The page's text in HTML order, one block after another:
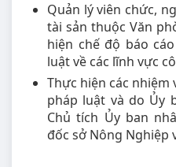
Quản lý viên chức,
tài sản thuộc Văn
hiện chế độ báo
luật về các lĩnh vực
Thực hiện các nhiệm
pháp luật và do Ủy
Chủ tích Ủy ban
đốc sở Nông Nghiệp